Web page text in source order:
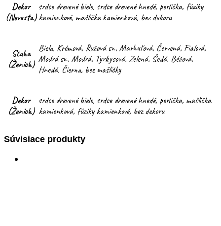
Dekor
(Nevesta)
srdce drevené biele, srdce drevené hnedé, perlička, fúziky
kamienkové, mašlička kamienková, bez dekoru
Stuha
(Ženích)
Biela, Krémová, Ružová sv., Marhuľová, Červená, Fialová,
Modrá sv., Modrá, Tyrkysová, Zelená, Šedá, Béžová,
Hnedá, Čierna, bez mašličky
Dekor
(Ženích)
srdce drevené biele, srdce drevené hnedé, perlička, mašlička
kamienková, fúziky kamienkové, bez dekoru
Súvisiace produkty